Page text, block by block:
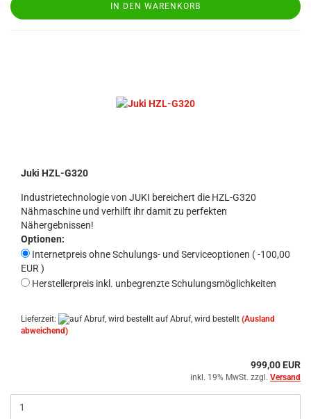
IN DEN WARENKORB
Juki HZL-G320
Industrietechnologie von JUKI bereichert die HZL-G320
Nähmaschine und verhilft ihr damit zu perfekten
Nähergebnissen!
Optionen:
Internetpreis ohne Schulungs- und Serviceoptionen ( -100,00
EUR )
Herstellerpreis inkl. unbegrenzte Schulungsmöglichkeiten
Lieferzeit: auf Abruf, wird bestellt (Ausland
abweichend)
999,00 EUR
inkl. 19% MwSt. zzgl. Versand